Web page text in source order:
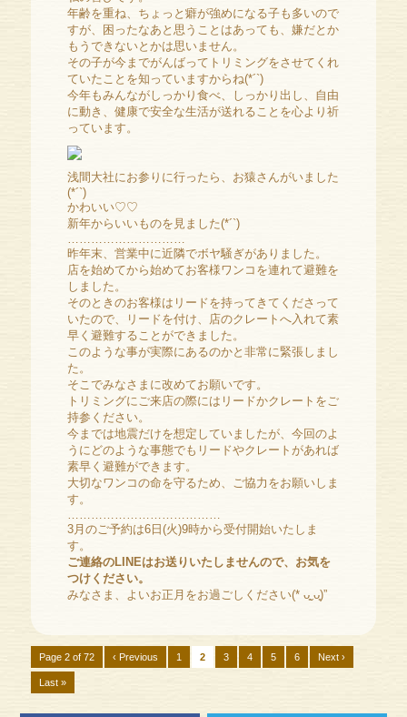
年齢を重ね、ちょっと癖が強めになる子も多いので
すが、困ったなあと思うことはあっても、嫌だとか
もうできないとかは思いません。
その子が今までがんばってトリミングをさせてくれ
ていたことを知っていますからね(*´`)
今年もみんながしっかり食べ、しっかり出し、自由
に動き、健康で安全な生活が送れることを心より祈
っています。
浅間大社にお参りに行ったら、お猿さんがいました
(*´`)
かわいい♡♡
新年からいいものを見ました(*´`)
…………………………
昨年末、営業中に近隣でボヤ騒ぎがありました。
店を始めてから始めてお客様ワンコを連れて避難を
しました。
そのときのお客様はリードを持ってきてくださって
いたので、リードを付け、店のクレートへ入れて素
早く避難することができました。
このような事が実際にあるのかと非常に緊張しまし
た。
そこでみなさまに改めてお願いです。
トリミングにご来店の際にはリードかクレートをご
持参ください。
今までは地震だけを想定していましたが、今回のよ
うにどのような事態でもリードやクレートがあれば
素早く避難ができます。
大切なワンコの命を守るため、ご協力をお願いしま
す。
…………………………………
3月のご予約は6日(火)9時から受付開始いたしま
す。
ご連絡のLINEはお送りいたしませんので、お気を
つけください。
みなさま、よいお正月をお過ごしください(* ᴗ͈ˬᴗ͈)”
Page 2 of 72 ‹ Previous 1 2 3 4 5 6 Next ›
Last »